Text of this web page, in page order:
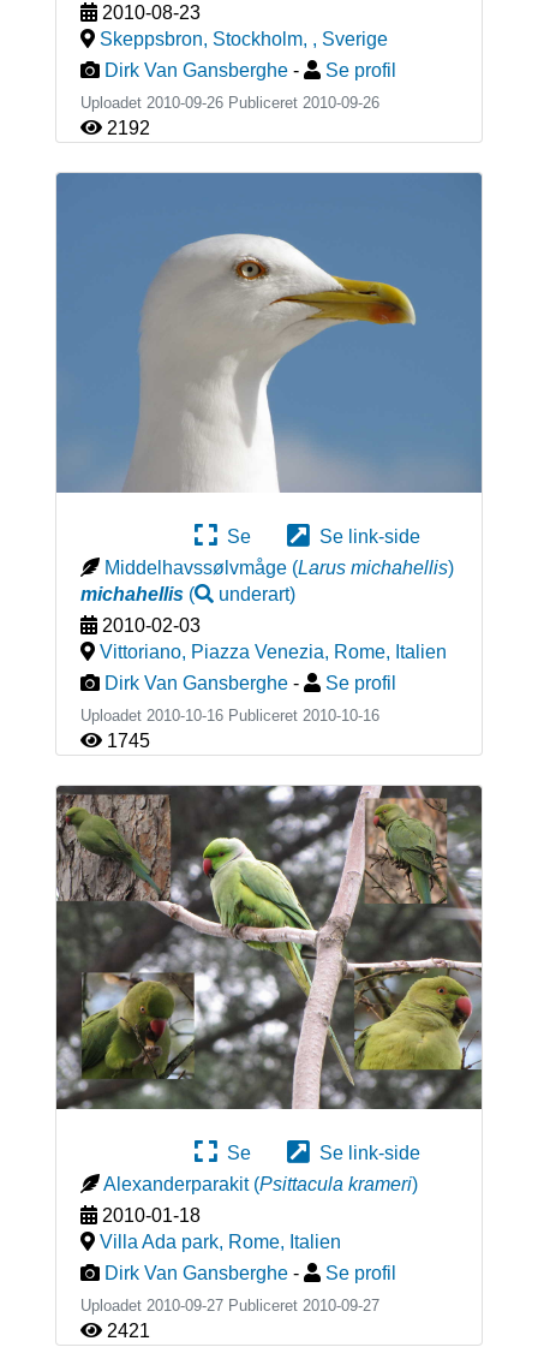
2010-08-23
Skeppsbron, Stockholm, , Sverige
Dirk Van Gansberghe - Se profil
Uploadet 2010-09-26 Publiceret 2010-09-26
2192
Se
Se link-side
Middelhavssølvmåge (Larus michahellis)
michahellis( underart)
2010-02-03
Vittoriano, Piazza Venezia, Rome, Italien
Dirk Van Gansberghe - Se profil
Uploadet 2010-10-16 Publiceret 2010-10-16
1745
Se
Se link-side
Alexanderparakit (Psittacula krameri)
2010-01-18
Villa Ada park, Rome, Italien
Dirk Van Gansberghe - Se profil
Uploadet 2010-09-27 Publiceret 2010-09-27
2421